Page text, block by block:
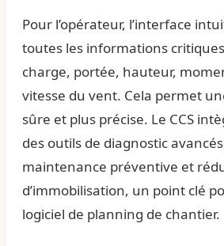
Pour l’opérateur, l’interface
toutes les informations
charge, portée, hauteur,
vitesse du vent. Cela permet
sûre et plus précise. Le CCS
des outils de diagnostic
maintenance préventive et
d’immobilisation, un point clé
logiciel de planning de chantier.